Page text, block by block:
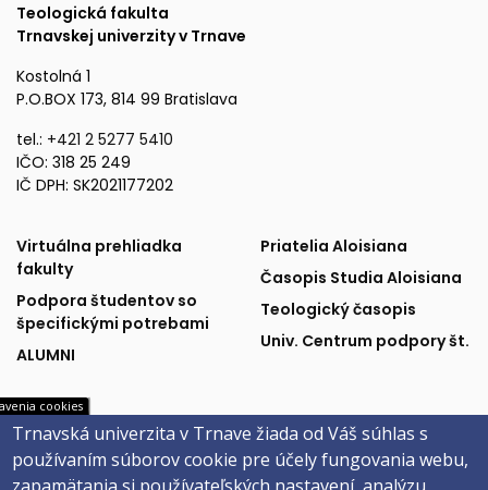
Teologická fakulta
Trnavskej univerzity v Trnave
Kostolná 1
P.O.BOX 173, 814 99 Bratislava
tel.: +421 2 5277 5410
IČO: 318 25 249
IČ DPH: SK2021177202
Fakulta
a
podpora
Virtuálna prehliadka
fakulty
Podpora študentov so
špecifickými potrebami
ALUMNI
Publikácie
a
partneri
Priatelia Aloisiana
Časopis Studia Aloisiana
Teologický časopis
Univ. Centrum podpory št.
Univerzitné
MAIS
Webmail na Office 365
Sociálne
Facebook
Instagram
cookies
Trnavská univerzita v Trnave žiada od Váš súhlas s
používaním súborov cookie pre účely fungovania webu,